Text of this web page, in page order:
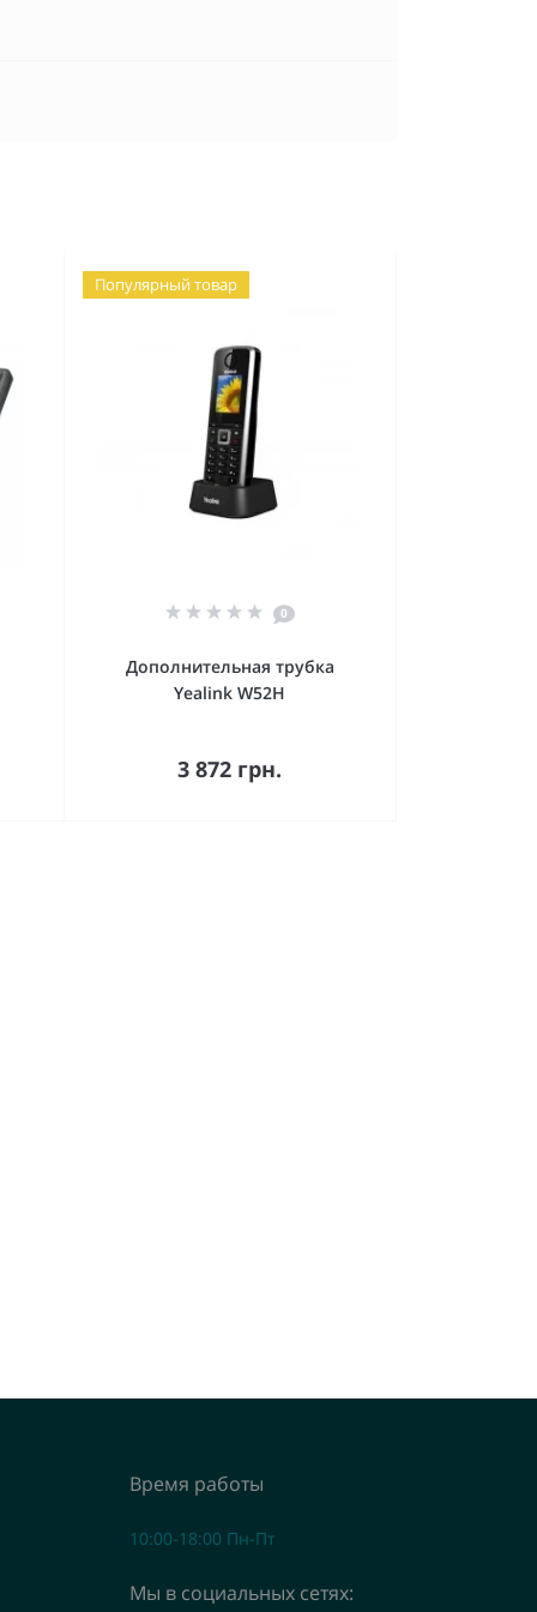
Популярный товар
0
Дополнительная трубка
Yealink W52H
3 872 грн.
В корзину
Время работы
10:00-18:00 Пн-Пт
Мы в социальных сетях: